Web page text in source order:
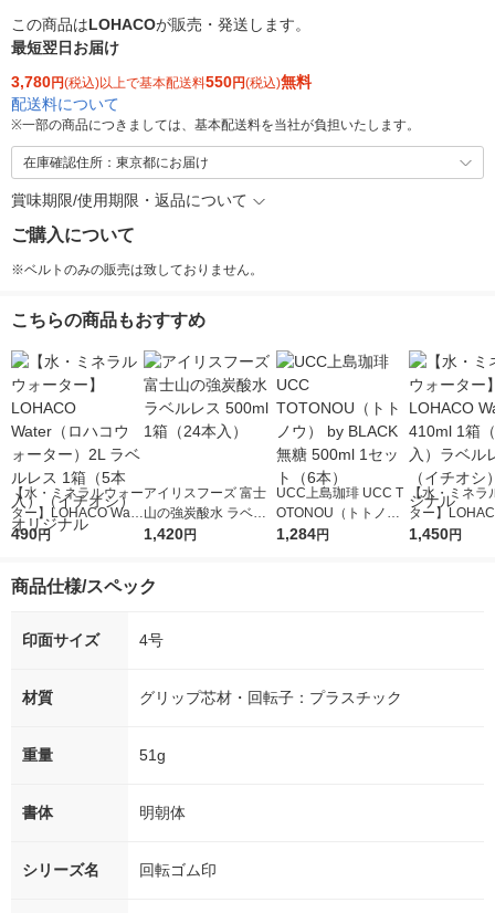
この商品はLOHACOが販売・発送します。
最短翌日お届け
3,780円(税込)以上で基本配送料550円(税込)無料
配送料について
※一部の商品につきましては、基本配送料を当社が負担いたします。
在庫確認住所：東京都にお届け
賞味期限/使用期限・返品について
ご購入について
※ベルトのみの販売は致しておりません。
こちらの商品もおすすめ
【水・ミネラルウォー
ター】LOHACO Wate
r（ロハコウォータ
シ） オリジナル
490円
アイリスフーズ 富士
山の強炭酸水 ラベル
レス 500ml 1箱（24
1,420円
UCC上島珈琲 UCC T
OTONOU（トトノ
ウ） by BLACK無糖 5
1,284円
【水・ミネラ
ター】
r 410ml 1箱（
1,450円
商品仕様/スペック
印面サイズ 4号
材質 グリップ芯材・回転子：プラスチック
重量 51g
書体 明朝体
シリーズ名 回転ゴム印